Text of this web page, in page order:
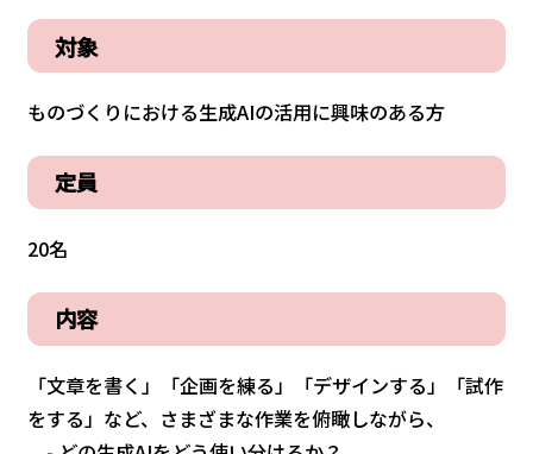
対象
ものづくりにおける生成AIの活用に興味のある方
定員
20名
内容
「文章を書く」「企画を練る」「デザインする」「試作
をする」など、さまざまな作業を俯瞰しながら、